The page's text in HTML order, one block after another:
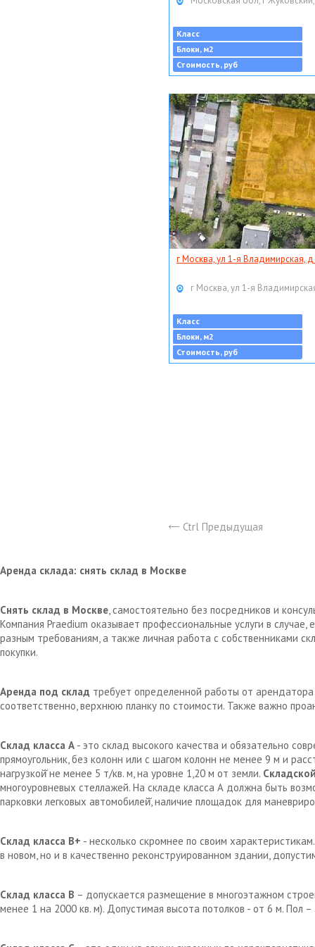
Класс
Блоки, м2
Стоимость, руб
г Москва, ул 1-я Владимирская, д
г Москва, ул 1-я
Класс
Блоки, м2
Стоимость, руб
Ctrl Предыдущая
Аренда склада: снять склад в Москве
Снять склад в Москве, самостоятельно без посредников и
Компания Praedium оказывает профессиональные услуги в
разным требованиям, а также личная работа с собственниками
покупки.
Аренда под склад требует определенной работы от
соответственно, верхнюю планку по стоимости. Также важно
Склад класса А - это склад высокого качества и обязательно
прямоугольник, без колонн или с шагом колонн не менее 9 м и
нагрузкой̆ не менее 5 т/кв. м, на уровне 1,20 м от земли.
многоуровневых стеллажей. На складе класса А должна быть
парковки легковых автомобилей̆, наличие площадок для
Склад класса В+ - несколько скромнее по своим
в новом, но и в качественно реконструированном здании,
Склад класса В – допускается размещение в многоэтажном
менее 1 на 2000 кв. м). Допустимая высота потолков - от 6 м. Пол